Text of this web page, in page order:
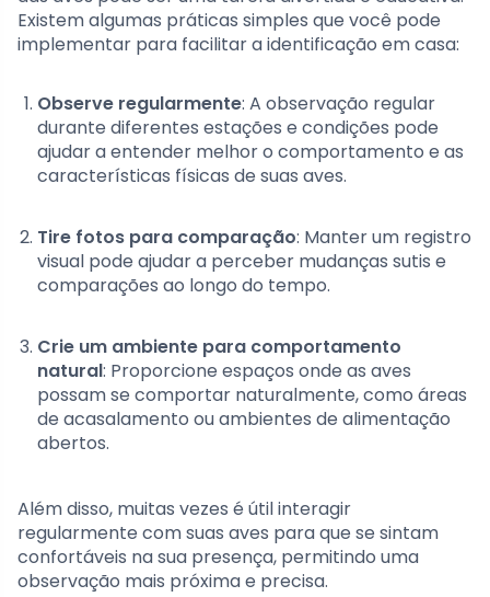
Existem algumas práticas simples que você pode
implementar para facilitar a identificação em casa:
Observe regularmente: A observação regular
durante diferentes estações e condições pode
ajudar a entender melhor o comportamento e as
características físicas de suas aves.
Tire fotos para comparação: Manter um registro
visual pode ajudar a perceber mudanças sutis e
comparações ao longo do tempo.
Crie um ambiente para comportamento
natural: Proporcione espaços onde as aves
possam se comportar naturalmente, como áreas
de acasalamento ou ambientes de alimentação
abertos.
Além disso, muitas vezes é útil interagir
regularmente com suas aves para que se sintam
confortáveis na sua presença, permitindo uma
observação mais próxima e precisa.